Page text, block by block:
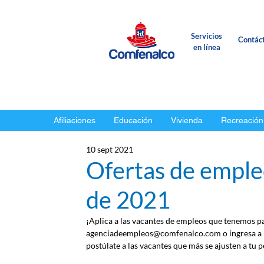
Servicios
en línea
Afiliaciones Educación Vivienda
Ofertas de
de 2021
10 sept 2021
¡Aplica a las vacantes de empleos que
agenciadeempleos@comfenalco.com o ingresa
postúlate a las vacantes que más se ajusten a tu